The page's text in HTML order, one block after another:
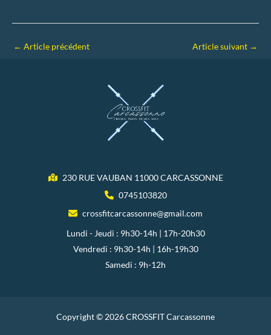
← Article précédent Article suivant →
230 RUE VAUBAN 11000 CARCASSONNE
0745103820
crossfitcarcassonne@gmail.com
Lundi - Jeudi : 9h30-14h | 17h-20h30
Vendredi : 9h30-14h | 16h-19h30
Samedi : 9h-12h
Copyright © 2026 CROSSFIT Carcassonne